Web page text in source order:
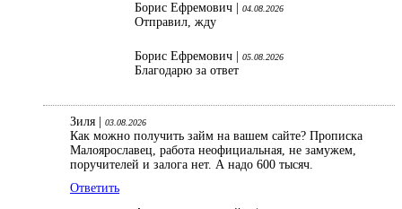
Борис Ефремович | 04.08.2026
Отправил, жду
Борис Ефремович | 05.08.2026
Благодарю за ответ
Зиля | 03.08.2026
Как можно получить займ на вашем сайте? Прописка
Малоярославец, работа неофициальная, не замужем,
поручителей и залога нет. А надо 600 тысяч.
Ответить